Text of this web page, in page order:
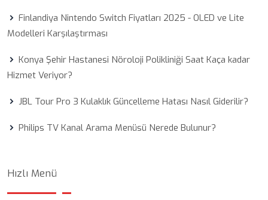
Finlandiya Nintendo Switch Fiyatları 2025 - OLED ve Lite
Modelleri Karşılaştırması
Konya Şehir Hastanesi Nöroloji Polikliniği Saat Kaça kadar
Hizmet Veriyor?
JBL Tour Pro 3 Kulaklık Güncelleme Hatası Nasıl Giderilir?
Philips TV Kanal Arama Menüsü Nerede Bulunur?
Hızlı Menü